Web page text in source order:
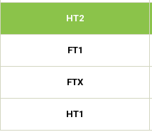
HT2
FT1
FTX
HT1